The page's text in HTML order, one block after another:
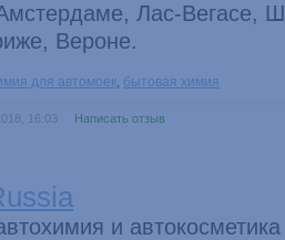
Лас-Вегасе,
Вероне.
для автомоек, бытовая химия
16:03 Написать отзыв
и